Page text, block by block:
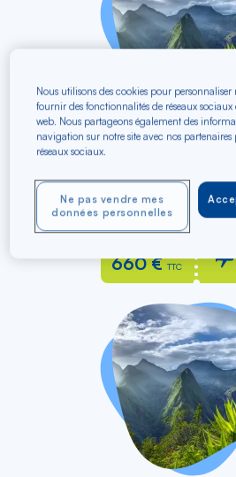
Paris-OrlyORY
vers
26/08/2026 - 08/
Aller / Retour
660 € TTC
Nous utilisons des cookies pour
fournir des fonctionnalités de réseaux sociaux
web. Nous partageons également des
navigation sur notre site avec nos
réseaux sociaux.
Ne pas vendre mes
données personnelles